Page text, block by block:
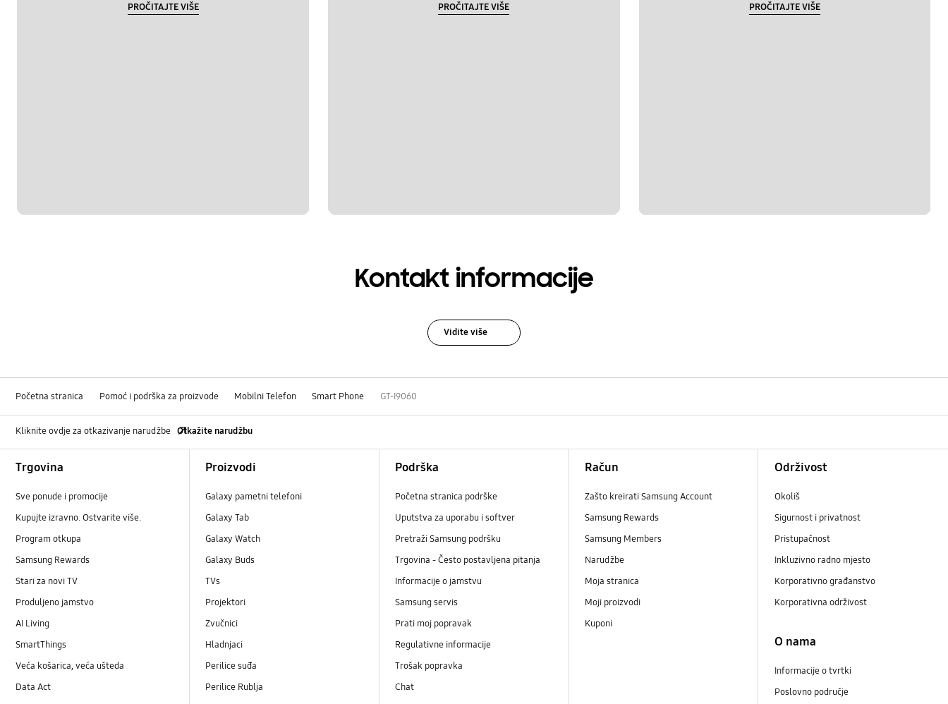
PROČITAJTE VIŠE PROČITAJTE VIŠE PROČITAJTE VIŠE
Kontakt informacije
Vidite više
Početna stranica Pomoć i podrška za proizvode Mobilni Telefon Smart Phone GT-I9060
Kliknite ovdje za otkazivanje narudžbe Otkažite narudžbu
Trgovina
Sve ponude i promocije
Kupujte izravno. Ostvarite više.
Program otkupa
Samsung Rewards
Stari za novi TV
Produljeno jamstvo
AI Living
SmartThings
Veća košarica, veća ušteda
Data Act
Proizvodi
Galaxy pametni telefoni
Galaxy Tab
Galaxy Watch
Galaxy Buds
TVs
Projektori
Zvučnici
Hladnjaci
Perilice suđa
Perilice Rublja
Podrška
Početna stranica podrške
Uputstva za uporabu i softver
Pretraži Samsung podršku
Trgovina - Često postavljena pitanja
Informacije o jamstvu
Samsung servis
Prati moj popravak
Regulativne informacije
Trošak popravka
Chat
Račun
Zašto kreirati Samsung Account
Samsung Rewards
Samsung Members
Narudžbe
Moja stranica
Moji proizvodi
Kuponi
Održivost
Okoliš
Sigurnost i privatnost
Pristupačnost
Inkluzivno radno mjesto
Korporativno građanstvo
Korporativna održivost
O nama
Informacije o tvrtki
Poslovno područje